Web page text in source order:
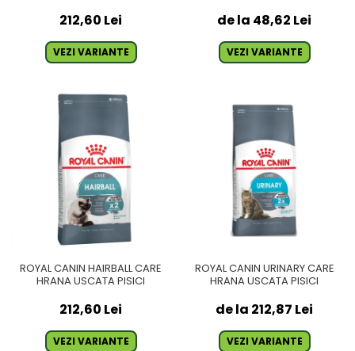
212,60 Lei
VEZI VARIANTE
de la 48,62 Lei
VEZI VARIANTE
ROYAL CANIN HAIRBALL CARE
HRANA USCATA PISICI
212,60 Lei
VEZI VARIANTE
ROYAL CANIN URINARY CARE
HRANA USCATA PISICI
de la 212,87 Lei
VEZI VARIANTE